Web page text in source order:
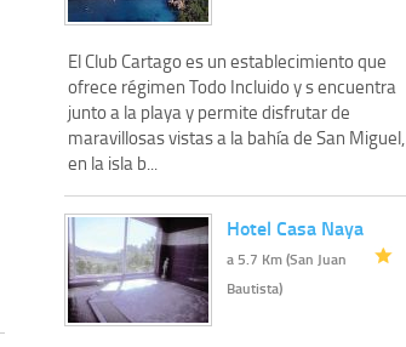
El Club Cartago es un establecimiento que
ofrece régimen Todo Incluido y s encuentra
junto a la playa y permite disfrutar de
maravillosas vistas a la bahía de San Miguel,
en la isla b...
Hotel Casa Naya
a 5.7 Km (San Juan
Bautista)